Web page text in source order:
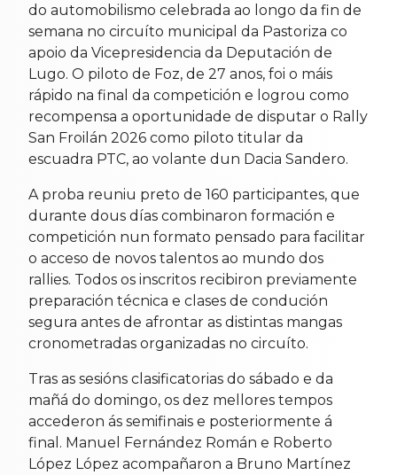
do automobilismo celebrada ao longo da fin de
semana no circuíto municipal da Pastoriza co
apoio da Vicepresidencia da Deputación de
Lugo. O piloto de Foz, de 27 anos, foi o máis
rápido na final da competición e logrou como
recompensa a oportunidade de disputar o Rally
San Froilán 2026 como piloto titular da
escuadra PTC, ao volante dun Dacia Sandero.
A proba reuniu preto de 160 participantes, que
durante dous días combinaron formación e
competición nun formato pensado para facilitar
o acceso de novos talentos ao mundo dos
rallies. Todos os inscritos recibiron previamente
preparación técnica e clases de condución
segura antes de afrontar as distintas mangas
cronometradas organizadas no circuíto.
Tras as sesións clasificatorias do sábado e da
mañá do domingo, os dez mellores tempos
accederon ás semifinais e posteriormente á
final. Manuel Fernández Román e Roberto
López López acompañaron a Bruno Martínez